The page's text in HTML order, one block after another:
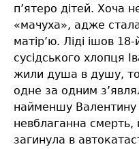
п’ятеро дітей. Хоча
«мачуха», адже
матір’ю. Ліді ішов
сусідського хлопця
жили душа в душу,
одне за одним
найменшу Валентину
невблаганна смерть,
загинула в